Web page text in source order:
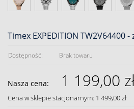
Timex EXPEDITION TW2V64400
Dostępność: Brak towaru
Nasza cena: 1 199,00
Cena w sklepie stacjonarnym: 1 499,00 zł